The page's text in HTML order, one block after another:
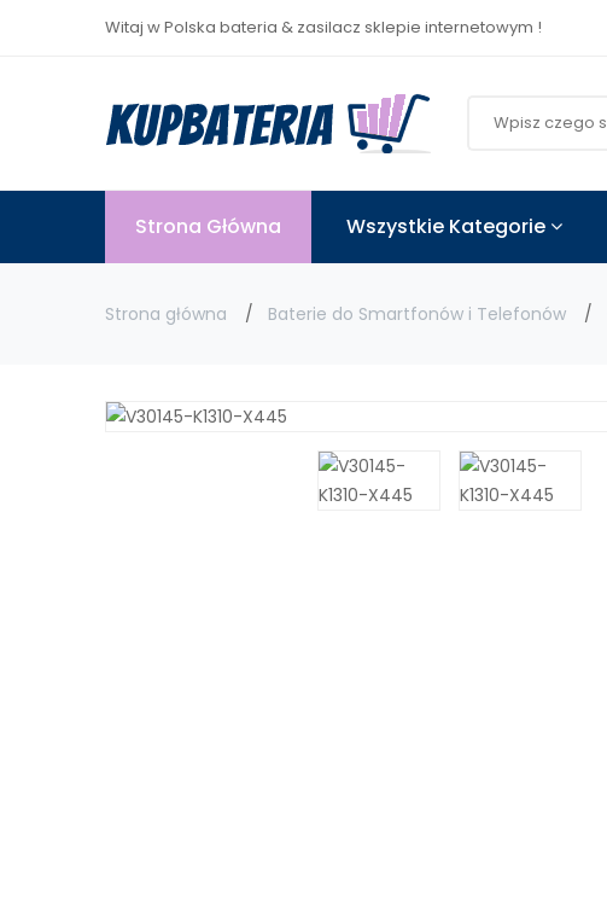
Witaj w Polska bateria & zasilacz sklepie internetowym !
Strona Główna Wszystkie Kategorie
Strona główna Baterie do Smartfonów i Telefonów